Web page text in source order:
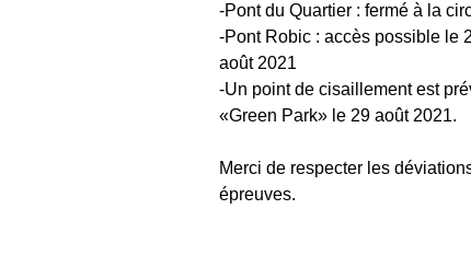
-Pont du Quartier : fermé à la
-Pont Robic : accès possible le
août 2021
-Un point de cisaillement est
«Green Park» le 29 août 2021.
Merci de respecter les
épreuves.